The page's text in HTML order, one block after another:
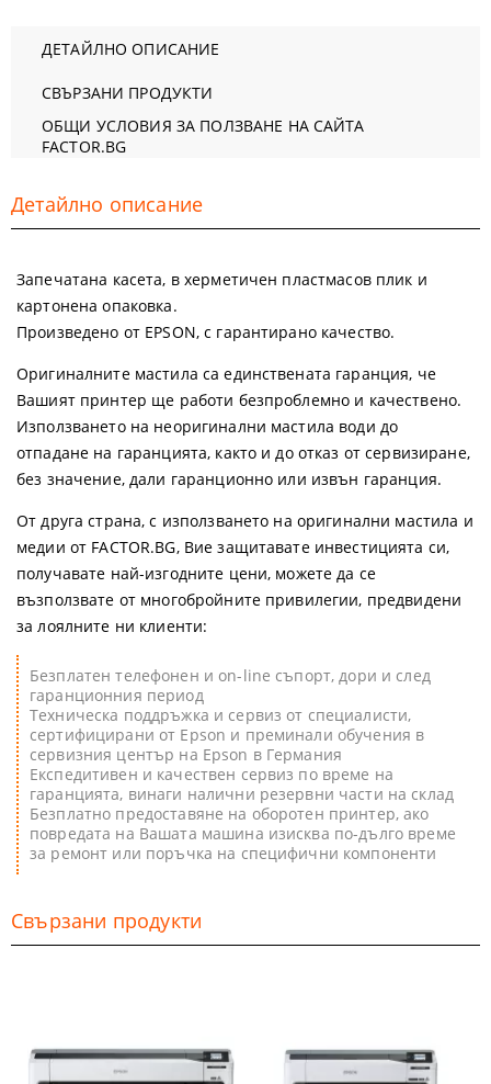
ДЕТАЙЛНО ОПИСАНИЕ
СВЪРЗАНИ ПРОДУКТИ
ОБЩИ УСЛОВИЯ ЗА ПОЛЗВАНЕ НА САЙТА
FACTOR.BG
Детайлно описание
Запечатана касета, в херметичен пластмасов плик и
картонена опаковка.
Произведено от EPSON, с гарантирано качество.
Oригиналните мастила са единствената гаранция, че
Вашият принтер ще работи безпроблемно и качествено.
Използването на неоригинални мастила води до
отпадане на гаранцията, както и до отказ от сервизиране,
без значение, дали гаранционно или извън гаранция.
От друга страна, с използването на оригинални мастила и
медии от FACTOR.BG, Вие защитавате инвестицията си,
получавате най-изгодните цени, можете да се
възползвате от многобройните привилегии, предвидени
за лоялните ни клиенти:
Безплатен телефонен и on-line съпорт, дори и след
гаранционния период
Техническа поддръжка и сервиз от специалисти,
сертифицирани от Epson и преминали обучения в
сервизния център на Epson в Германия
Експедитивен и качествен сервиз по време на
гаранцията, винаги налични резервни части на склад
Безплатно предоставяне на оборотен принтер, ако
повредата на Вашата машина изисква по-дълго време
за ремонт или поръчка на специфични компоненти
Свързани продукти